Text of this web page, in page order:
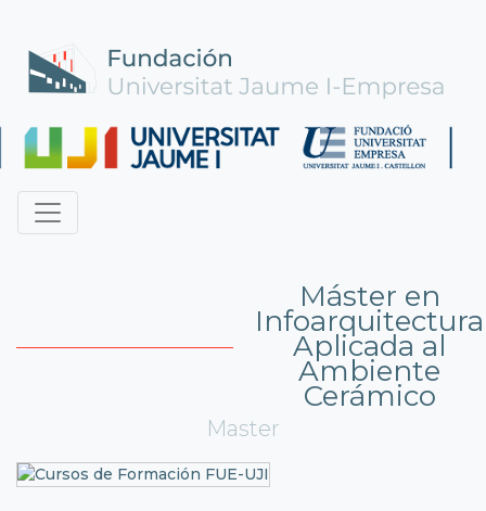
Máster en
Infoarquitectura
Aplicada al
Ambiente
Cerámico
Master